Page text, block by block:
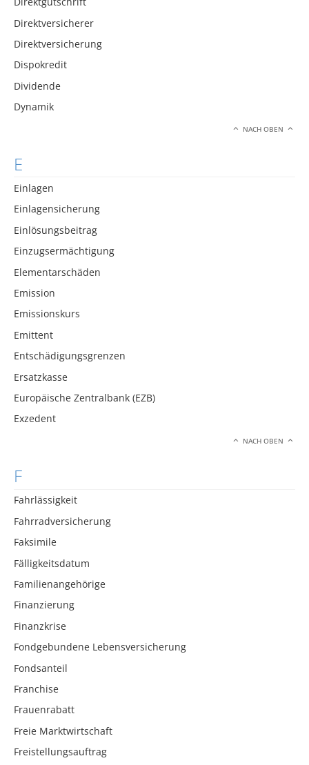
Direktversicherer
Direktversicherung
Dispokredit
Dividende
Dynamik
NACH OBEN
E
Einlagen
Einlagensicherung
Einlösungsbeitrag
Einzugsermächtigung
Elementarschäden
Emission
Emissionskurs
Emittent
Entschädigungsgrenzen
Ersatzkasse
Europäische Zentralbank (EZB)
Exzedent
NACH OBEN
F
Fahrlässigkeit
Fahrradversicherung
Faksimile
Fälligkeitsdatum
Familienangehörige
Finanzierung
Finanzkrise
Fondgebundene Lebensversicherung
Fondsanteil
Franchise
Frauenrabatt
Freie Marktwirtschaft
Freistellungsauftrag